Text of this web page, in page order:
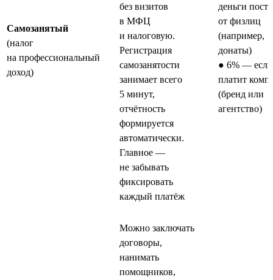
Самозанятый
(налог
на профессиональный
доход)
без визитов
в МФЦ
и налоговую.
Регистрация
самозанятости
занимает всего
5 минут,
отчётность
формируется
автоматически.
Главное —
не забывать
фиксировать
каждый платёж
деньги
от физлиц
(например,
донаты)
● 6% — если
платит
(бренд или
агентство)
Можно заключать
договоры,
нанимать
помощников,